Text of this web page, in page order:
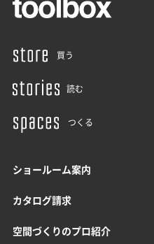
買う
読む
つくる
ショールーム案内
カタログ請求
空間づくりのプロ紹介